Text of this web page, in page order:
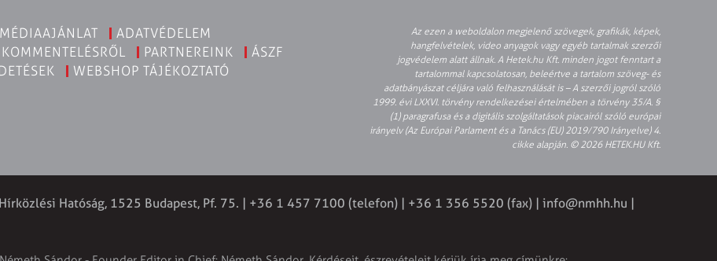
MÉDIAAJÁNLAT
ADATVÉDELEM
PARTNEREINK
ÁSZF
WEBSHOP TÁJÉKOZTATÓ
Az ezen a weboldalon megjelenő szövegek, grafikák, képek,
hangfelvételek, video anyagok vagy egyéb tartalmak szerzői
jogvédelem alatt állnak. A Hetek.hu Kft. minden jogot fenntart a
tartalommal kapcsolatosan, beleértve a tartalom szöveg- és
adatbányászat céljára való felhasználását is – A szerzői jogról szóló
1999. évi LXXVI. törvény rendelkezései értelmében a törvény 35/A. §
(1) paragrafusa és a digitális szolgáltatások piacairól szóló európai
irányelv (Az Európai Parlament és a Tanács (EU) 2019/790 Irányelve) 4.
cikke alapján. © 2026 HETEK.HU Kft.
Hatóság, 1525 Budapest, Pf. 75. | +36 1 457 7100 (telefon) | +36 1 356 5520 (fax) | info@nmhh.hu